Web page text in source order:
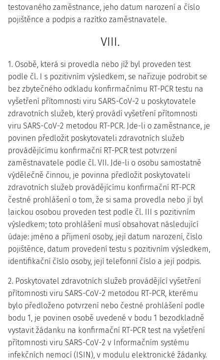
testovaného zaměstnance, jeho datum narození a číslo
pojištěnce a podpis a razítko zaměstnavatele.
VIII.
1. Osobě, která si provedla nebo jíž byl proveden test
podle čl. I s pozitivním výsledkem, se nařizuje podrobit se
bez zbytečného odkladu konfirmačnímu RT-PCR testu na
vyšetření přítomnosti viru SARS-CoV-2 u poskytovatele
zdravotních služeb, který provádí vyšetření přítomnosti
viru SARS-CoV-2 metodou RT-PCR. Jde-li o zaměstnance, je
povinen předložit poskytovateli zdravotních služeb
provádějícímu konfirmační RT-PCR test potvrzení
zaměstnavatele podle čl. VII. Jde-li o osobu samostatně
výdělečně činnou, je povinna předložit poskytovateli
zdravotních služeb provádějícímu konfirmační RT-PCR
čestné prohlášení o tom, že si sama provedla nebo jí byl
laickou osobou proveden test podle čl. III s pozitivním
výsledkem; toto prohlášení musí obsahovat následující
údaje: jméno a příjmení osoby, její datum narození, číslo
pojištěnce, datum provedení testu s pozitivním výsledkem,
identifikační číslo osoby, její telefonní číslo a její podpis.
2. Poskytovatel zdravotních služeb provádějící vyšetření
přítomnosti viru SARS-CoV-2 metodou RT-PCR, kterému
bylo předloženo potvrzení nebo čestné prohlášení podle
bodu 1, je povinen osobě uvedené v bodu 1 bezodkladně
vystavit žádanku na konfirmační RT-PCR test na vyšetření
přítomnosti viru SARS-CoV-2 v Informačním systému
infekčních nemocí (ISIN), v modulu elektronické žádanky.